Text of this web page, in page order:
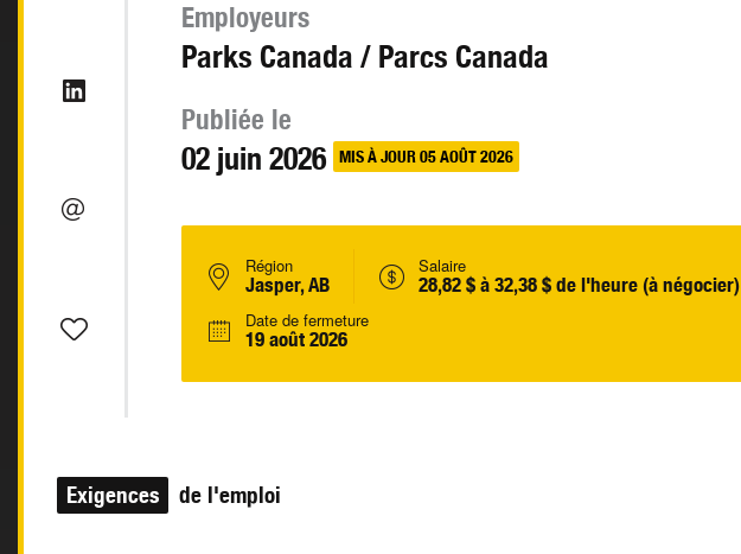
Employeurs
Parks Canada / Parcs Canada
Publiée le
02 juin 2026 MIS À JOUR 05 AOÛT 2026
Région
Jasper, AB
Salaire
28,82 $ à 32,38 $ de l'heure (à négocier)
Date de fermeture
19 août 2026
Exigences de l'emploi